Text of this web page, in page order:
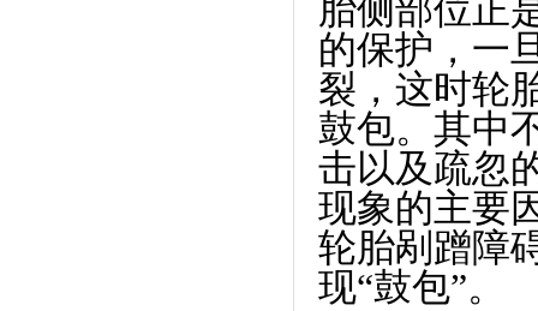
胎侧部位正
的保护，一
裂，这时轮
鼓包。其中
击以及疏忽
现象的主要
轮胎剐蹭障
现“鼓包”。